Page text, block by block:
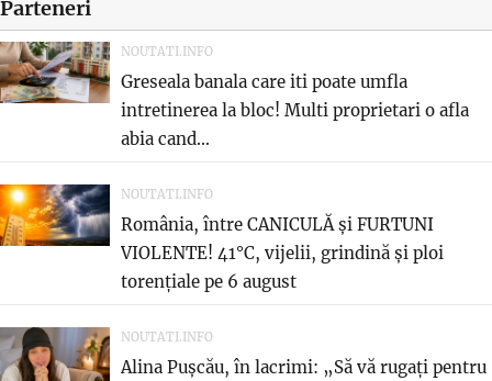
Parteneri
NOUTATI.INFO
Greseala banala care iti poate umfla
intretinerea la bloc! Multi proprietari o afla
abia cand...
NOUTATI.INFO
România, între CANICULĂ și FURTUNI
VIOLENTE! 41°C, vijelii, grindină și ploi
torențiale pe 6 august
NOUTATI.INFO
Alina Pușcău, în lacrimi: „Să vă rugați pentru